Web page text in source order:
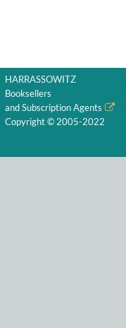
HARRASSOWITZ
Booksellers
and Subscription Agents
Copyright © 2005-2022